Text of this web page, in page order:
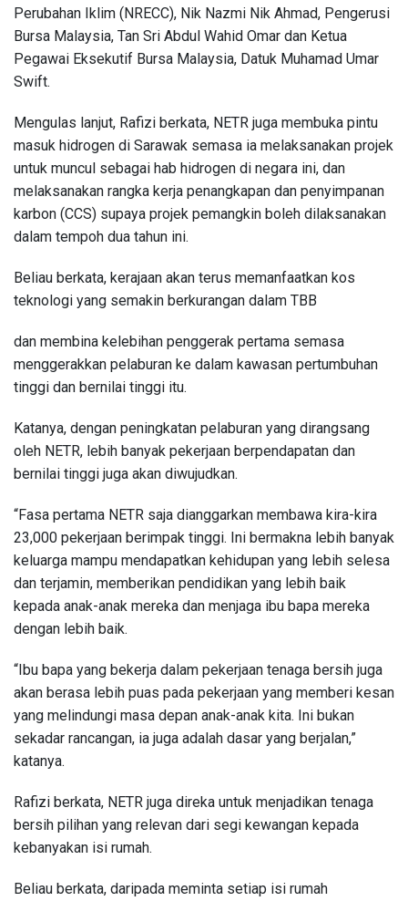
Perubahan Iklim (NRECC), Nik Nazmi Nik Ahmad, Pengerusi
Bursa Malaysia, Tan Sri Abdul Wahid Omar dan Ketua
Pegawai Eksekutif Bursa Malaysia, Datuk Muhamad Umar
Swift.
Mengulas lanjut, Rafizi berkata, NETR juga membuka pintu
masuk hidrogen di Sarawak semasa ia melaksanakan projek
untuk muncul sebagai hab hidrogen di negara ini, dan
melaksanakan rangka kerja penangkapan dan penyimpanan
karbon (CCS) supaya projek pemangkin boleh dilaksanakan
dalam tempoh dua tahun ini.
Beliau berkata, kerajaan akan terus memanfaatkan kos
teknologi yang semakin berkurangan dalam TBB
dan membina kelebihan penggerak pertama semasa
menggerakkan pelaburan ke dalam kawasan pertumbuhan
tinggi dan bernilai tinggi itu.
Katanya, dengan peningkatan pelaburan yang dirangsang
oleh NETR, lebih banyak pekerjaan berpendapatan dan
bernilai tinggi juga akan diwujudkan.
“Fasa pertama NETR saja dianggarkan membawa kira-kira
23,000 pekerjaan berimpak tinggi. Ini bermakna lebih banyak
keluarga mampu mendapatkan kehidupan yang lebih selesa
dan terjamin, memberikan pendidikan yang lebih baik
kepada anak-anak mereka dan menjaga ibu bapa mereka
dengan lebih baik.
“Ibu bapa yang bekerja dalam pekerjaan tenaga bersih juga
akan berasa lebih puas pada pekerjaan yang memberi kesan
yang melindungi masa depan anak-anak kita. Ini bukan
sekadar rancangan, ia juga adalah dasar yang berjalan,”
katanya.
Rafizi berkata, NETR juga direka untuk menjadikan tenaga
bersih pilihan yang relevan dari segi kewangan kepada
kebanyakan isi rumah.
Beliau berkata, daripada meminta setiap isi rumah